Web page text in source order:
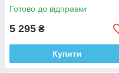
Готово до відправки
5 295 ₴
Купити